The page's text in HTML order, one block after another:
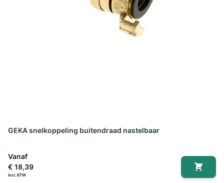
GEKA snelkoppeling buitendraad nastelbaar
Vanaf
€ 18,39